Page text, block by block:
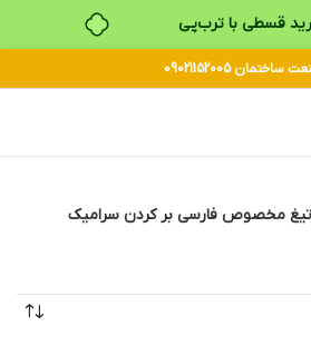
قسطی با ترب‌پی
09021152005
مخصوص فارسی بر کردن سرامیک